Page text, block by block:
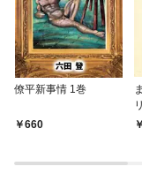
僚平新事情 1巻
660